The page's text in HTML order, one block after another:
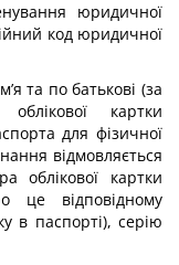
юридичної
код юридичної
та по батькові (за
картки
для фізичної
відмовляється
облікової картки
це відповідному
в паспорті), серію